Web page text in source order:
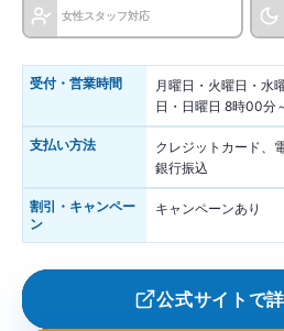
女性スタッフ対応
受付・営業時間
月曜日・火曜日・水
日・日曜日 8時00分
支払い方法
クレジットカード、
銀行振込
割引・キャンペー
ン
キャンペーンあり
公式サイトで